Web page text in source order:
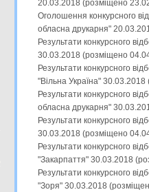
20.03.2018 (розміщено
Оголошення конкурсного
обласна друкарня"
Результати конкурсного
30.03.2018 (розміщено
Результати конкурсного
"Вільна Україна"
Результати конкурсного
обласна друкарня"
Результати конкурсного
30.03.2018 (розміщено
Результати конкурсного
"Закарпаття" 30.03.2018
Результати конкурсного
"Зоря" 30.03.2018